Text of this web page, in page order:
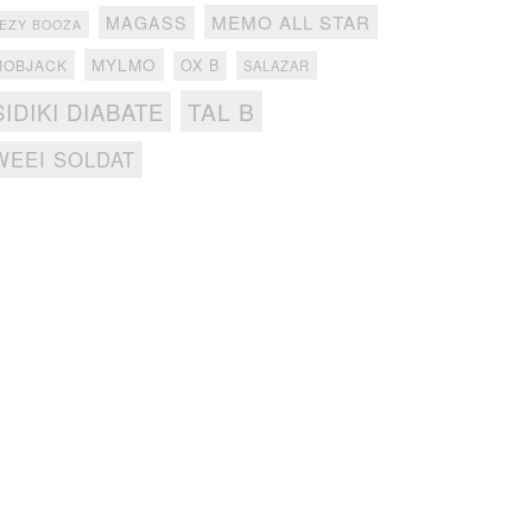
BOOZA MAGASS MEMO ALL STAR
MYLMO OX B SALAZAR
DIABATE TAL B
SOLDAT